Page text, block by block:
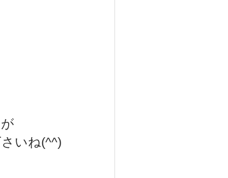
が
いね(^^)